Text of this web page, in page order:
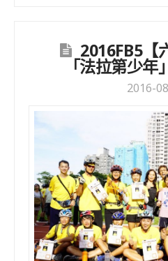
2016FB5【
「法拉第少
2016-